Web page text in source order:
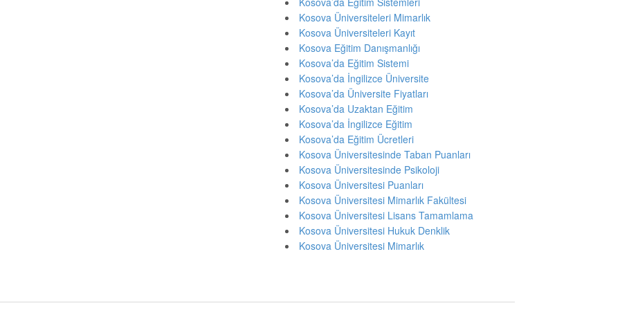
Kosova Üniversiteleri Mimarlık
Kosova Üniversiteleri Kayıt
Kosova Eğitim Danışmanlığı
Kosova’da Eğitim Sistemi
Kosova’da İngilizce Üniversite
Kosova’da Üniversite Fiyatları
Kosova’da Uzaktan Eğitim
Kosova’da İngilizce Eğitim
Kosova’da Eğitim Ücretleri
Kosova Üniversitesinde Taban Puanları
Kosova Üniversitesinde Psikoloji
Kosova Üniversitesi Puanları
Kosova Üniversitesi Mimarlık Fakültesi
Kosova Üniversitesi Lisans Tamamlama
Kosova Üniversitesi Hukuk Denklik
Kosova Üniversitesi Mimarlık